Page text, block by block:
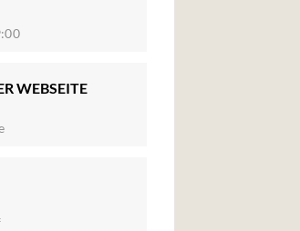
WEBSEITE